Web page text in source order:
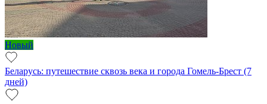
Новый
Беларусь: путешествие сквозь века и города Гомель-Брест (7
дней)